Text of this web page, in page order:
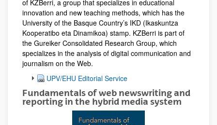
of KZBerri, a group that specializes in educational
innovation and new teaching methods, which has the
University of the Basque Country’s IKD (Ikaskuntza
Kooperatibo eta Dinamikoa) stamp. KZBerri is part of
the Gureiker Consolidated Research Group, which
specializes in the analysis of digital communication and
journalism on the Web.
UPV/EHU Editorial Service
Fundamentals of web newswriting and
reporting in the hybrid media system